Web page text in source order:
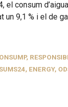
el consum
un 9,1 % i el de
,
, ENERGY,